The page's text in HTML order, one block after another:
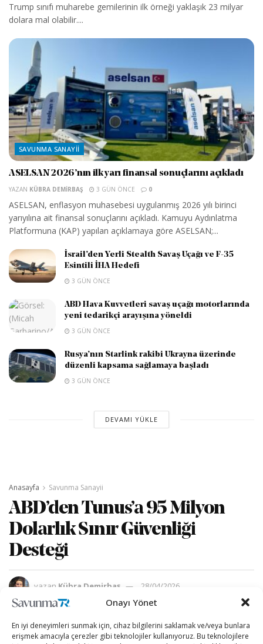
Onayı Yönet
En iyi deneyimleri sunmak için, cihaz bilgilerini saklamak ve/veya bunlara
erişmek amacıyla çerezler gibi teknolojiler kullanıyoruz. Bu teknolojilere
Trump sınıfı muharebe gemilerinin ilk örneği yaklaşık 23 milyar
dolara mal olabilir....
SAVUNMA SANAYII
ASELSAN 2026’nın ilk yarı finansal sonuçlarını açıkladı
YAZAN KÜBRA DEMIRBAŞ 3 GÜN ÖNCE 0
ASELSAN, enflasyon muhasebesi uygulanmış 2026 yılı birinci
yarıyılına ait finansal sonuçlarını açıkladı. Kamuyu Aydınlatma
Platformuna (KAP) yapılan açıklamaya göre ASELSAN;...
İsrail’den Yerli Stealth Savaş Uçağı ve F-35
Esintili İHA Hedefi
3 GÜN ÖNCE
ABD Hava Kuvvetleri savaş uçağı motorlarında
yeni tedarikçi arayışına yöneldi
3 GÜN ÖNCE
Rusya’nın Starlink rakibi Ukrayna üzerinde
düzenli kapsama sağlamaya başladı
3 GÜN ÖNCE
DEVAMI YÜKLE
Anasayfa Savunma Sanayii
ABD’den Tunus’a 95 Milyon
Dolarlık Sınır Güvenliği
Desteği
yazan Kübra Demirbaş
28/04/2026
Okuma Süresi: 2 dakika okuma